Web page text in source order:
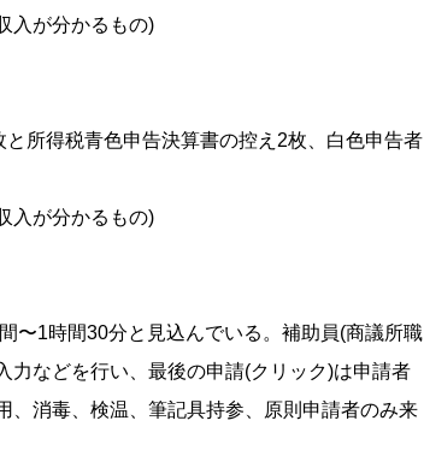
入が分かるもの)
所得税青色申告決算書の控え2枚、白色申告者
入が分かるもの)
〜1時間30分と見込んでいる。補助員(商議所職
力などを行い、最後の申請(クリック)は申請者
、消毒、検温、筆記具持参、原則申請者のみ来